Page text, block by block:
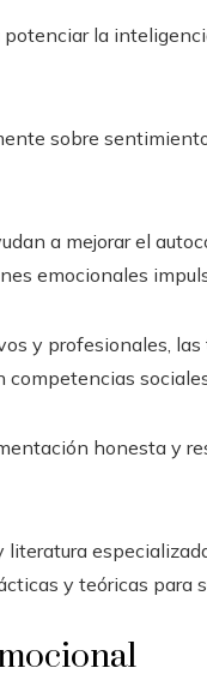
la
sobre
a mejorar el
emocionales
y profesionales,
honesta y
literatura
y teóricas para